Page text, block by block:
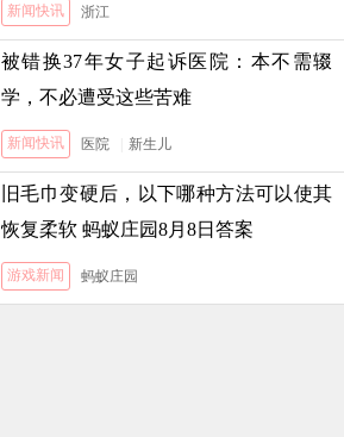
新闻快讯 浙江
被错换37年女子起诉医院：本不需辍
学，不必遭受这些苦难
新闻快讯 医院 新生儿
旧毛巾变硬后，以下哪种方法可以使其
恢复柔软 蚂蚁庄园8月8日答案
游戏新闻 蚂蚁庄园